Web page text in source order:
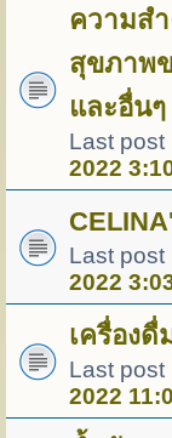
ความส
สุขภาพ
และอื่นๆ
Last post
2022
Last post
2022
เครื่องดื่
Last post
2022